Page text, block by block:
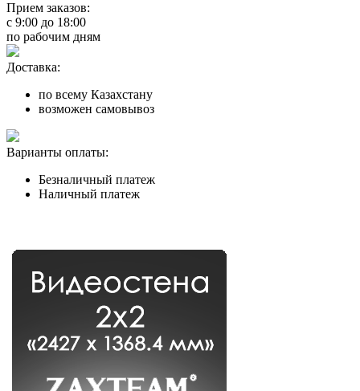
Прием заказов:
с 9:00 до 18:00
по рабочим дням
Доставка:
по всему Казахстану
возможен самовывоз
Варианты оплаты:
Безналичный платеж
Наличный платеж